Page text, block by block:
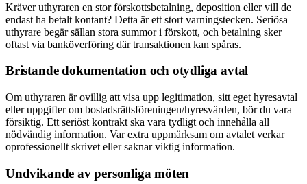
Kräver uthyraren en stor förskottsbetalning, deposition eller vill de
endast ha betalt kontant? Detta är ett stort varningstecken. Seriösa
uthyrare begär sällan stora summor i förskott, och betalning sker
oftast via banköverföring där transaktionen kan spåras.
Bristande dokumentation och otydliga avtal
Om uthyraren är ovillig att visa upp legitimation, sitt eget hyresavtal
eller uppgifter om bostadsrättsföreningen/hyresvärden, bör du vara
försiktig. Ett seriöst kontrakt ska vara tydligt och innehålla all
nödvändig information. Var extra uppmärksam om avtalet verkar
oprofessionellt skrivet eller saknar viktig information.
Undvikande av personliga möten